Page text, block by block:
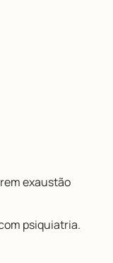
exaustão
psiquiatria.